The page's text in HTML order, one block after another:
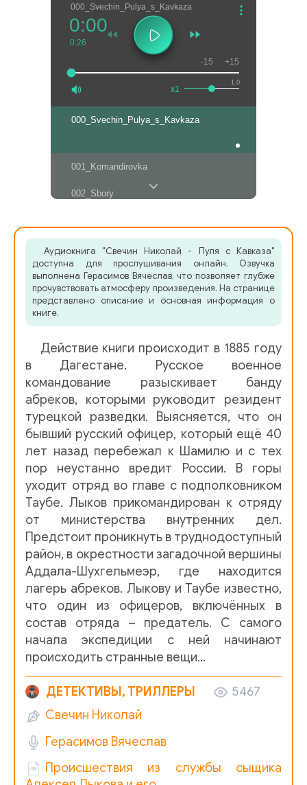
000_Svechin_Pulya_s_Kavkaza
0:00
0:26
1.0
x1
-15 +15
000_Svechin_Pulya_s_Kavkaza
001_Komandirovka
002_Sbory
004_Nachalo_puti
005_Temir-Han-Shura
006_Daur-Girey
007_Delo_Lemtyuzhnikova
008_Starye_schYoty
009_V_put
010_Pervye_priklyucheniya
011_Po_levomu_beregu_Koysu
012_Rasskaz_Daur-Gireya
013_Pulya
015_V_kreposti_Gunib
016_Engalychev_prizyvaet_Blagovo
017_Razgrom_v_stolitse
018_Pokushenie
019_Vverh_po_reke
021_Bogosskiy_hrebet
022_Na_perevale
Аудиокнига "Свечин Николай - Пуля с Кавказа"
доступна для прослушивания онлайн. Озвучка
выполнена Герасимов Вячеслав, что позволяет глубже
прочувствовать атмосферу произведения. На странице
представлено описание и основная информация о
книге.
Действие книги происходит в 1885 году
в Дагестане. Русское военное
командование разыскивает банду
абреков, которыми руководит резидент
турецкой разведки. Выясняется, что он
бывший русский офицер, который ещё 40
лет назад перебежал к Шамилю и с тех
пор неустанно вредит России. В горы
уходит отряд во главе с подполковником
Таубе. Лыков прикомандирован к отряду
от министерства внутренних дел.
Предстоит проникнуть в труднодоступный
район, в окрестности загадочной вершины
Аддала-Шухгельмеэр, где находится
лагерь абреков. Лыкову и Таубе известно,
что один из офицеров, включённых в
состав отряда – предатель. С самого
начала экспедиции с ней начинают
происходить странные вещи…
ДЕТЕКТИВЫ, ТРИЛЛЕРЫ
5467
Свечин Николай
Герасимов Вячеслав
Происшествия из службы сыщика